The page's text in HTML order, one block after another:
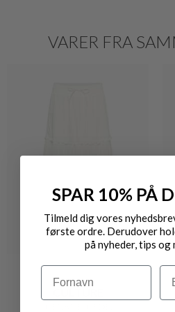
VARER FRA
SPAR 10% PÅ
Tilmeld dig vores
første ordre. Derudover
på nyheder, tips og
Navn